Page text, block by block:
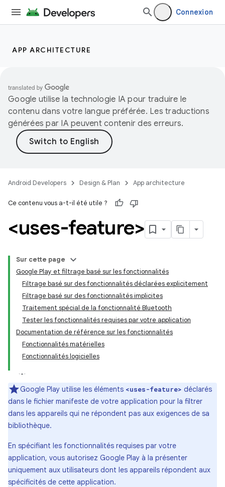
Connexion
APP ARCHITECTURE
Google utilise la technologie IA pour traduire le
contenu dans votre langue préférée. Les traductions
générées par IA peuvent contenir des erreurs.
Android Developers Design & Plan App architecture
Ce contenu vous a-t-il été utile ?
<uses-feature>
Sur cette page
Google Play et filtrage basé sur les fonctionnalités
Filtrage basé sur des fonctionnalités déclarées explicitement
Filtrage basé sur des fonctionnalités implicites
Traitement spécial de la fonctionnalité Bluetooth
Tester les fonctionnalités requises par votre application
Documentation de référence sur les fonctionnalités
Fonctionnalités matérielles
Fonctionnalités logicielles
Google Play utilise les éléments <uses-feature> déclarés
dans le fichier manifeste de votre application pour la filtrer
dans les appareils qui ne répondent pas aux exigences de sa
bibliothèque.
En spécifiant les fonctionnalités requises par votre
application, vous autorisez Google Play à la présenter
uniquement aux utilisateurs dont les appareils répondent aux
spécificités de cette application.